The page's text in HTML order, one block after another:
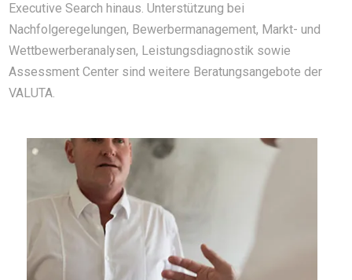
Executive Search hinaus. Unterstützung bei
Nachfolgeregelungen, Bewerbermanagement, Markt- und
Wettbewerberanalysen, Leistungsdiagnostik sowie
Assessment Center sind weitere Beratungsangebote der
VALUTA.